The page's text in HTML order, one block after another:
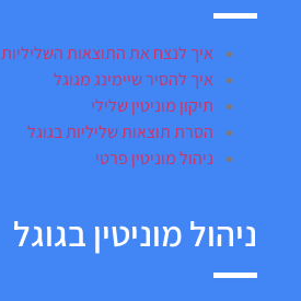
איך לנצח את התוצאות השליליות
איך להסיר שיימינג מגוגל
תיקון מוניטין שלילי
הסרת תוצאות שליליות בגוגל
ניהול מוניטין פרטי
ניהול מוניטין בגוגל